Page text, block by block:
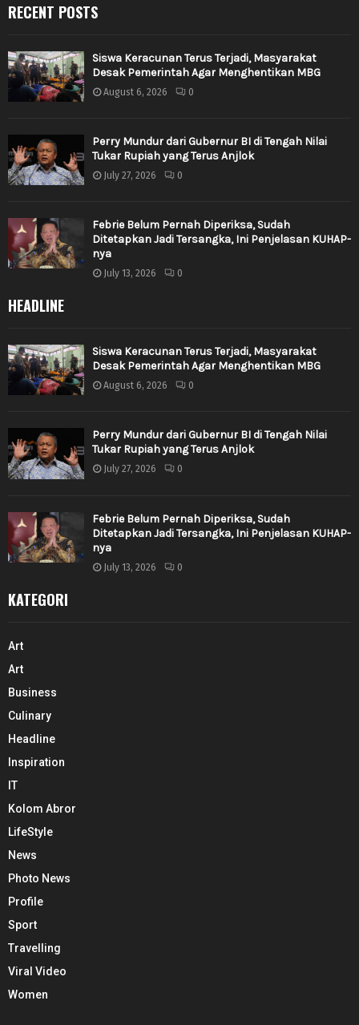
RECENT POSTS
Siswa Keracunan Terus Terjadi, Masyarakat
Desak Pemerintah Agar Menghentikan MBG
August 6, 2026 0
Perry Mundur dari Gubernur BI di Tengah Nilai
Tukar Rupiah yang Terus Anjlok
July 27, 2026 0
Febrie Belum Pernah Diperiksa, Sudah
Ditetapkan Jadi Tersangka, Ini Penjelasan KUHAP-
nya
July 13, 2026 0
HEADLINE
Siswa Keracunan Terus Terjadi, Masyarakat
Desak Pemerintah Agar Menghentikan MBG
August 6, 2026 0
Perry Mundur dari Gubernur BI di Tengah Nilai
Tukar Rupiah yang Terus Anjlok
July 27, 2026 0
Febrie Belum Pernah Diperiksa, Sudah
Ditetapkan Jadi Tersangka, Ini Penjelasan KUHAP-
nya
July 13, 2026 0
KATEGORI
Art
Art
Business
Culinary
Headline
Inspiration
IT
Kolom Abror
LifeStyle
News
Photo News
Profile
Sport
Travelling
Viral Video
Women